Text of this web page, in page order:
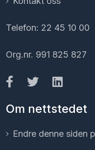
Telefon: 22 45 10 00
Org.nr. 991 825 827
Om nettstedet
Endre denne siden